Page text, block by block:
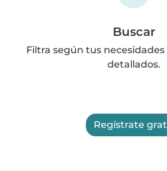
Buscar
Filtra según tus
detallados.
Regístrate